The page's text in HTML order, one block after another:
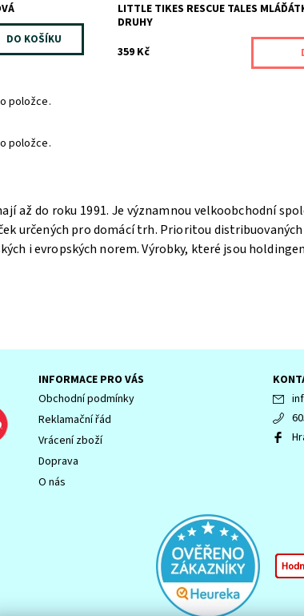
LITTLE TIKES RESCUE TALES
DRUHY
359 Kč
položce.
položce.
údajů.
až do roku 1991. Je významnou velkoobchodní
určených pro domácí trh. Prioritou
i evropských norem. Výrobky, které jsou
INFORMACE PRO VÁS
Obchodní podmínky
Reklamační řád
Vrácení zboží
Doprava
O nás